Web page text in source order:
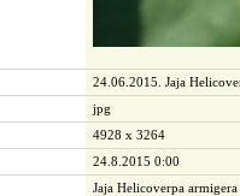
24.06.2015. Jaja
jpg
4928 x 3264
24.8.2015 0:00
Jaja Helicoverpa armigera